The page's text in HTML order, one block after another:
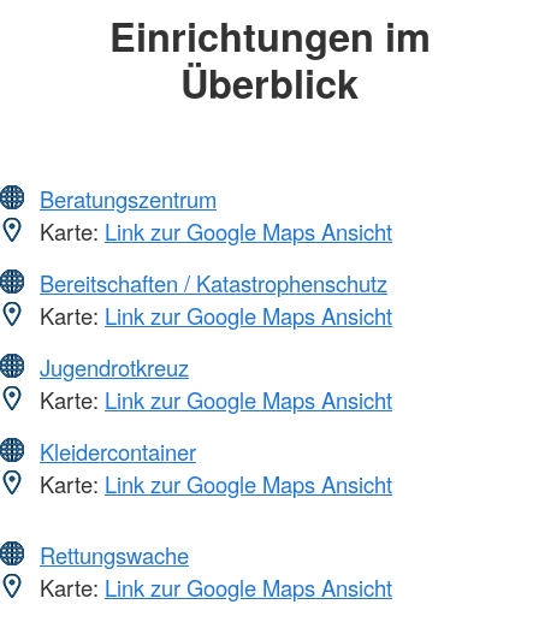
Einrichtungen im
Überblick
Beratungszentrum
Karte: Link zur Google Maps Ansicht
Bereitschaften / Katastrophenschutz
Karte: Link zur Google Maps Ansicht
Jugendrotkreuz
Karte: Link zur Google Maps Ansicht
Kleidercontainer
Karte: Link zur Google Maps Ansicht
Rettungswache
Karte: Link zur Google Maps Ansicht